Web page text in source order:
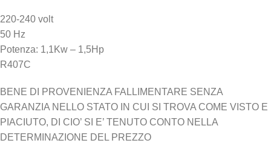
220-240 volt
50 Hz
Potenza: 1,1Kw – 1,5Hp
R407C
BENE DI PROVENIENZA FALLIMENTARE SENZA
GARANZIA NELLO STATO IN CUI SI TROVA COME VISTO E
PIACIUTO, DI CIO’ SI E’ TENUTO CONTO NELLA
DETERMINAZIONE DEL PREZZO